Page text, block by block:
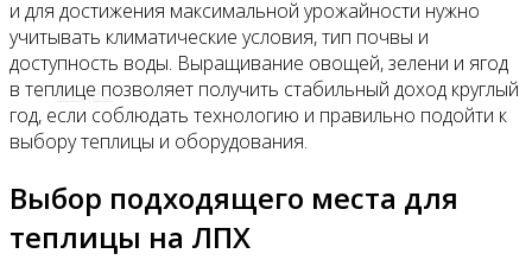
Видео
и для достижения максимальной урожайности нужно
учитывать климатические условия, тип почвы и
доступность воды. Выращивание овощей, зелени и ягод
в теплице позволяет получить стабильный доход круглый
год, если соблюдать технологию и правильно подойти к
выбору теплицы и оборудования.
Выбор подходящего места для
теплицы на ЛПХ